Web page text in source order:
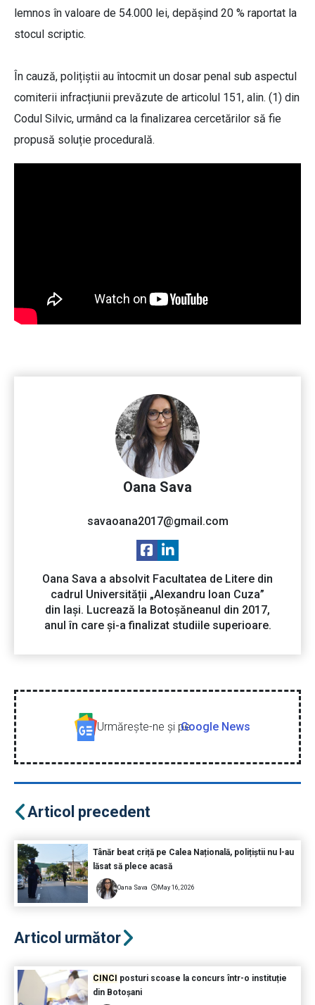
lemnos în valoare de 54.000 lei, depășind 20 % raportat la
stocul scriptic.
În cauză, polițiștii au întocmit un dosar penal sub aspectul
comiterii infracțiunii prevăzute de articolul 151, alin. (1) din
Codul Silvic, urmând ca la finalizarea cercetărilor să fie
propusă soluție procedurală.
Oana Sava
savaoana2017@gmail.com
Oana Sava a absolvit Facultatea de Litere din
cadrul Universității „Alexandru Ioan Cuza”
din Iași. Lucrează la Botoșăneanul din 2017,
anul în care și-a finalizat studiile superioare.
Urmăreşte-ne şi peGoogle News
Articol precedent
Tânăr beat criță pe Calea Națională, polițiștii nu l-au
lăsat să plece acasă
Oana Sava May 16, 2026
Articol următor
CINCI posturi scoase la concurs într-o instituție
din Botoșani